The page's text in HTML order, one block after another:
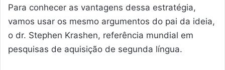
Para conhecer as vantagens dessa estratégia,
vamos usar os mesmo argumentos do pai da ideia,
o dr. Stephen Krashen, referência mundial em
pesquisas de aquisição de segunda língua.